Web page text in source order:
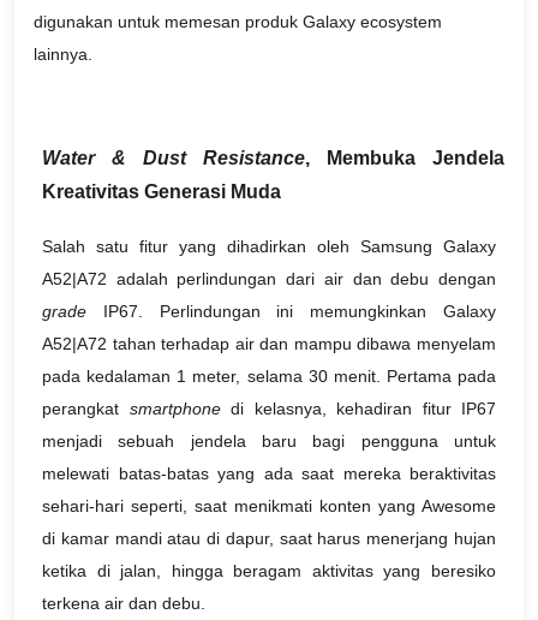
digunakan untuk memesan produk Galaxy ecosystem
lainnya.
Water & Dust Resistance, Membuka Jendela
Kreativitas Generasi Muda
Salah satu fitur yang dihadirkan oleh Samsung Galaxy
A52|A72 adalah perlindungan dari air dan debu dengan
grade IP67. Perlindungan ini memungkinkan Galaxy
A52|A72 tahan terhadap air dan mampu dibawa menyelam
pada kedalaman 1 meter, selama 30 menit. Pertama pada
perangkat smartphone di kelasnya, kehadiran fitur IP67
menjadi sebuah jendela baru bagi pengguna untuk
melewati batas-batas yang ada saat mereka beraktivitas
sehari-hari seperti, saat menikmati konten yang Awesome
di kamar mandi atau di dapur, saat harus menerjang hujan
ketika di jalan, hingga beragam aktivitas yang beresiko
terkena air dan debu.